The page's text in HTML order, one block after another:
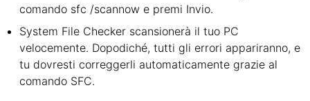
comando sfc /scannow e premi Invio.
System File Checker scansionerà il tuo PC
velocemente. Dopodiché, tutti gli errori appariranno, e
tu dovresti correggerli automaticamente grazie al
comando SFC.